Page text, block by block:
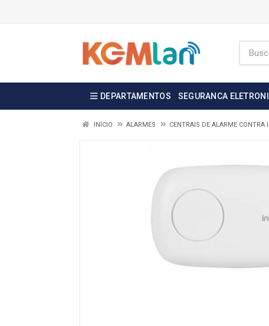
DEPARTAMENTOS SEGURANCA
INÍCIO ALARMES CENTRAIS DE ALARME CONTRA